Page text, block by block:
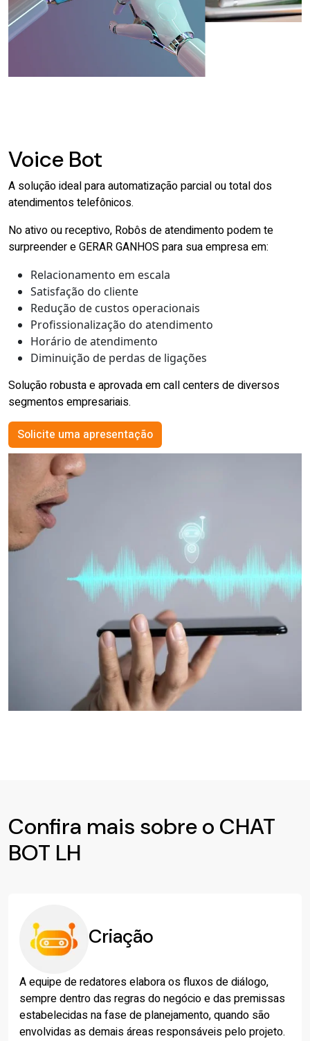
Voice Bot
A solução ideal para automatização parcial ou total dos
atendimentos telefônicos.
No ativo ou receptivo, Robôs de atendimento podem te
surpreender e GERAR GANHOS para sua empresa em:
Relacionamento em escala
Satisfação do cliente
Redução de custos operacionais
Profissionalização do atendimento
Horário de atendimento
Diminuição de perdas de ligações
Solução robusta e aprovada em call centers de diversos
segmentos empresariais.
Solicite uma apresentação
Confira mais sobre o CHAT
BOT LH
Criação
A equipe de redatores elabora os fluxos de diálogo,
sempre dentro das regras do negócio e das premissas
estabelecidas na fase de planejamento, quando são
envolvidas as demais áreas responsáveis pelo projeto.